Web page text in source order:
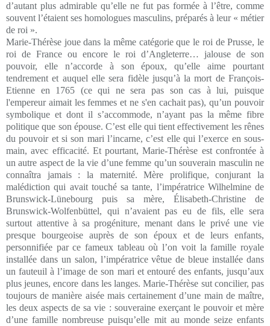
d’autant plus admirable qu’elle ne fut pas formée à l’être, comme
souvent l’étaient ses homologues masculins, préparés à leur « métier
de roi ».
Marie-Thérèse joue dans la même catégorie que le roi de Prusse, le
roi de France ou encore le roi d’Angleterre… jalouse de son
pouvoir, elle n’accorde à son époux, qu’elle aime pourtant
tendrement et auquel elle sera fidèle jusqu’à la mort de François-
Etienne en 1765 (ce qui ne sera pas son cas à lui, puisque
l'empereur aimait les femmes et ne s'en cachait pas), qu’un pouvoir
symbolique et dont il s’accommode, n’ayant pas la même fibre
politique que son épouse. C’est elle qui tient effectivement les rênes
du pouvoir et si son mari l’incarne, c’est elle qui l’exerce en sous-
main, avec efficacité. Et pourtant, Marie-Thérèse est confrontée à
un autre aspect de la vie d’une femme qu’un souverain masculin ne
connaîtra jamais : la maternité. Mère prolifique, conjurant la
malédiction qui avait touché sa tante, l’impératrice Wilhelmine de
Brunswick-Lünebourg puis sa mère, Élisabeth-Christine de
Brunswick-Wolfenbüttel, qui n’avaient pas eu de fils, elle sera
surtout attentive à sa progéniture, menant dans le privé une vie
presque bourgeoise auprès de son époux et de leurs enfants,
personnifiée par ce fameux tableau où l’on voit la famille royale
installée dans un salon, l’impératrice vêtue de bleue installée dans
un fauteuil à l’image de son mari et entouré des enfants, jusqu’aux
plus jeunes, encore dans les langes. Marie-Thérèse sut concilier, pas
toujours de manière aisée mais certainement d’une main de maître,
les deux aspects de sa vie : souveraine exerçant le pouvoir et mère
d’une famille nombreuse puisqu’elle mit au monde seize enfants